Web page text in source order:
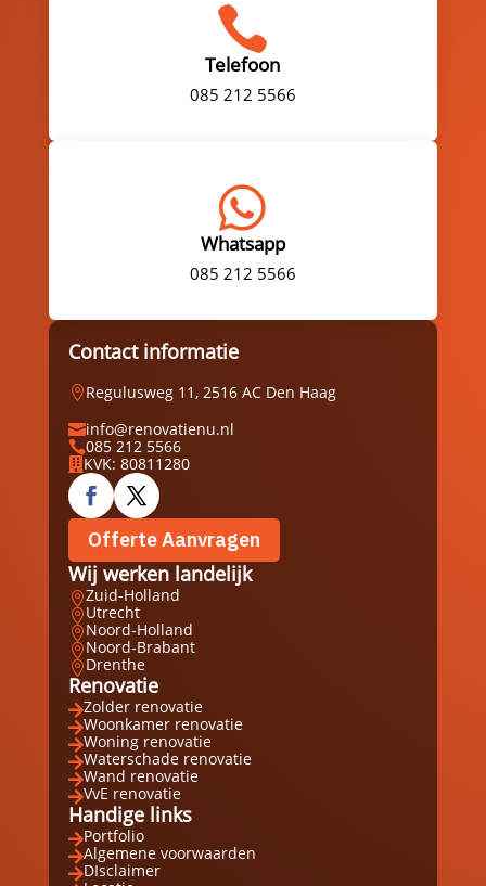

Telefoon
085 212 5566

Whatsapp
085 212 5566
Contact informatie
Regulusweg 11, 2516 AC Den Haag
info@renovatienu.nl
085 212 5566
 KVK: 80811280
Offerte Aanvragen
Wij werken landelijk
Zuid-Holland
Utrecht
Noord-Holland
Noord-Brabant
Drenthe
Renovatie
Zolder renovatie
Woonkamer renovatie
Woning renovatie
Waterschade renovatie
Wand renovatie
VvE renovatie
Handige links
Portfolio
Algemene voorwaarden
DIsclaimer